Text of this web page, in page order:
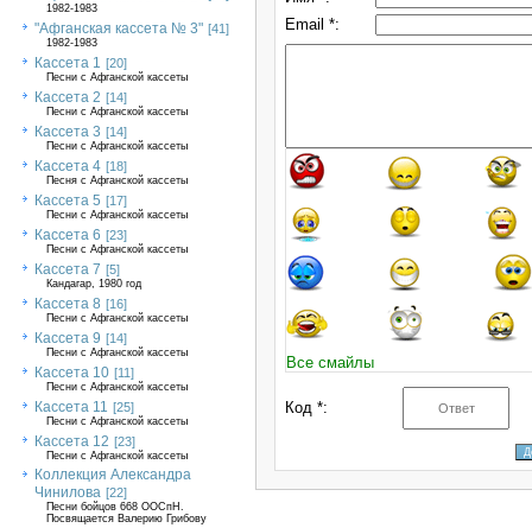
1982-1983
"Афганская кассета № 3" [41]
1982-1983
Кассета 1 [20]
Песни с Афганской кассеты
Кассета 2 [14]
Песни с Афганской кассеты
Кассета 3 [14]
Песни с Афганской кассеты
Кассета 4 [18]
Песня с Афганской кассеты
Кассета 5 [17]
Песни с Афганской кассеты
Кассета 6 [23]
Песни с Афганской кассеты
Кассета 7 [5]
Кандагар, 1980 год
Кассета 8 [16]
Песни с Афганской кассеты
Кассета 9 [14]
Песни с Афганской кассеты
Кассета 10 [11]
Песни с Афганской кассеты
Кассета 11 [25]
Песни с Афганской кассеты
Кассета 12 [23]
Песни с Афганской кассеты
Коллекция Александра
Чинилова [22]
Песни бойцов 668 ООСпН.
Посвящается Валерию Грибову
Email *:
Все смайлы
Код *: